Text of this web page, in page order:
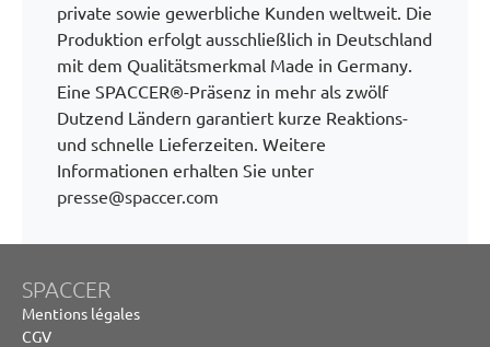
private sowie gewerbliche Kunden weltweit. Die
Produktion erfolgt ausschließlich in Deutschland
mit dem Qualitätsmerkmal Made in Germany.
Eine SPACCER®-Präsenz in mehr als zwölf
Dutzend Ländern garantiert kurze Reaktions-
und schnelle Lieferzeiten. Weitere
Informationen erhalten Sie unter
presse@spaccer.com
SPACCER
Mentions légales
CGV